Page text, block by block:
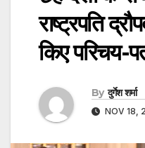
राष्ट्रपति
किए परिचय-
By दुर्गेश शर्मा
NOV 18,